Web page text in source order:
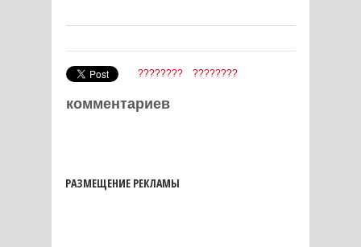
???????? ????????
комментариев
РАЗМЕЩЕНИЕ РЕКЛАМЫ